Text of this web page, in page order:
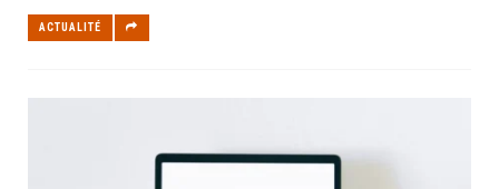
ACTUALITÉ